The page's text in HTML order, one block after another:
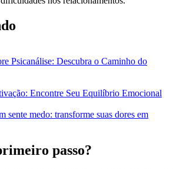
Psicanálise: Descubra o Caminho do
Encontre Seu Equilíbrio Emocional
sente medo: transforme suas dores em
passo?